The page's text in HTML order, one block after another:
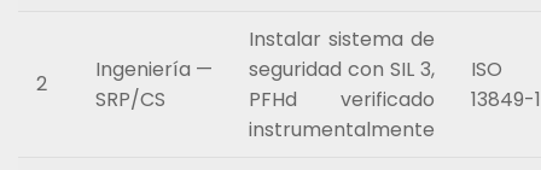
2
Ingeniería —
SRP/CS
Instalar sistema de
seguridad con SIL 3,
PFHd verificado
instrumentalmente
ISO
13849-1